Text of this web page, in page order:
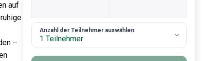
auf
–
2. Anzahl an Gästen
Anzahl der Teilnehmer auswählen
1 Teilnehmer